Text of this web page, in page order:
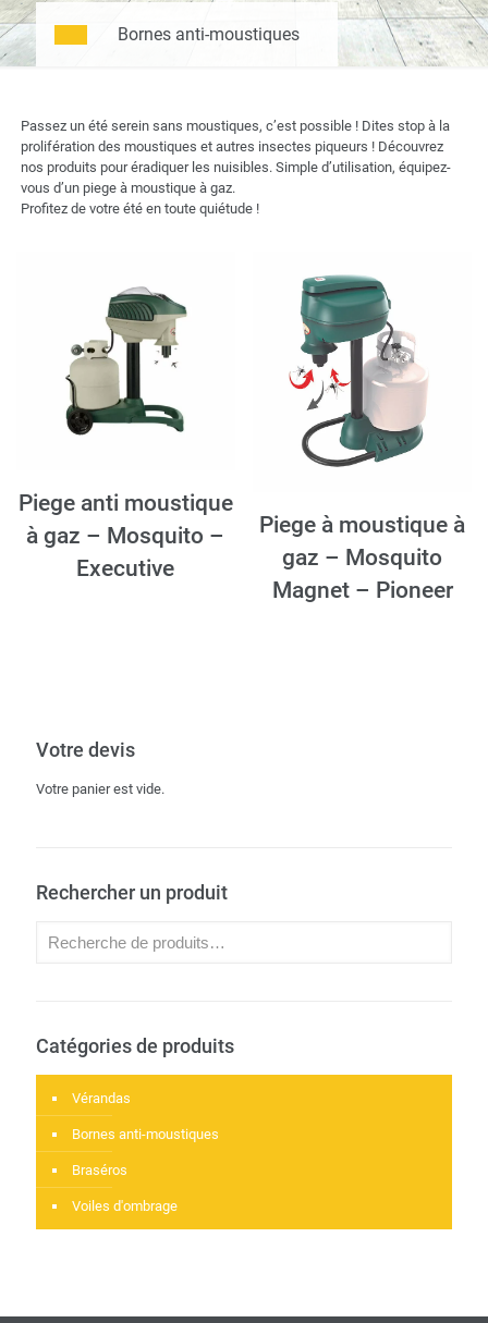
Bornes anti-moustiques
Passez un été serein sans moustiques, c’est possible ! Dites stop à la
prolifération des moustiques et autres insectes piqueurs ! Découvrez
nos produits pour éradiquer les nuisibles. Simple d’utilisation, équipez-
vous d’un piege à moustique à gaz.
Profitez de votre été en toute quiétude !
Piege anti moustique
à gaz – Mosquito –
Executive
Piege à moustique à
gaz – Mosquito
Magnet – Pioneer
Votre devis
Votre panier est vide.
Rechercher un produit
Catégories de produits
Vérandas
Bornes anti-moustiques
Braséros
Voiles d'ombrage